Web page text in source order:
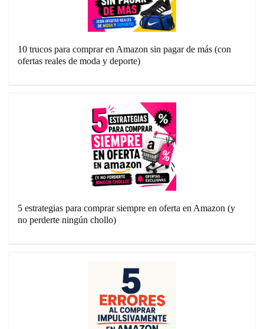
10 trucos para comprar en Amazon sin pagar de más (con
ofertas reales de moda y deporte)
5 estrategias para comprar siempre en oferta en Amazon (y
no perderte ningún chollo)